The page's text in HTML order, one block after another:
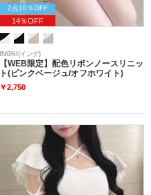
2点10％OFF
14％OFF
INGNI(イング)
【WEB限定】配色リボンノースリニッ
ト(ピンクベージュ/オフホワイト)
￥2,750